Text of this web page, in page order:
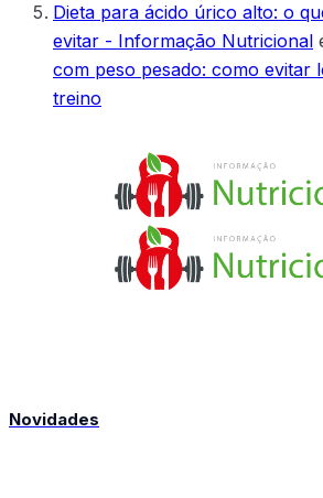
Dieta para ácido úrico alto: o
evitar - Informação Nutricional
com peso pesado: como evitar
treino
Novidades